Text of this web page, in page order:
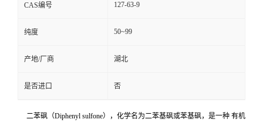
CAS编号 127-63-9
纯度 50~99
产地/厂商 湖北
是否进口 否
二苯砜（Diphenyl sulfone），化学名为二苯基砜或苯基砜，是一种 有机